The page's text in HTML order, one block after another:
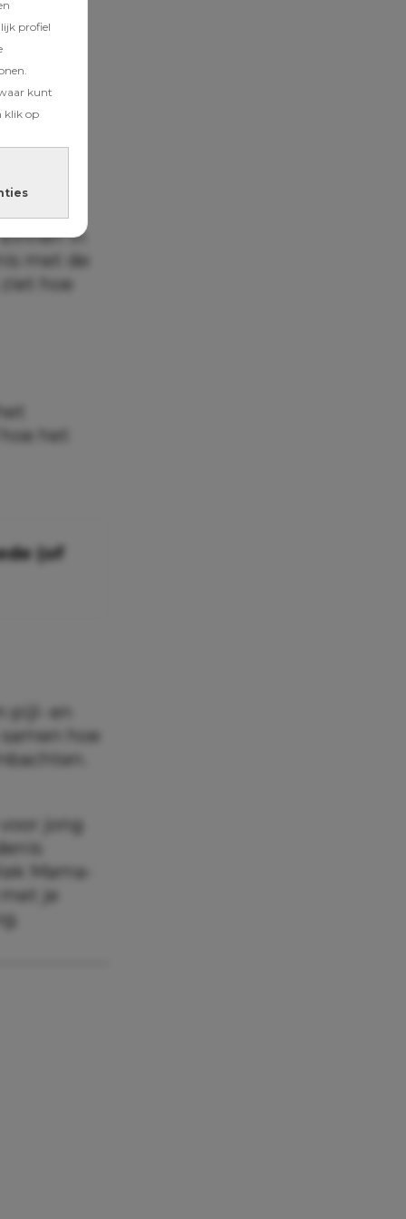
profiel
kunt
klik op
in
met de
hoe
het
(of
en
hoe
jong
Mama-
je